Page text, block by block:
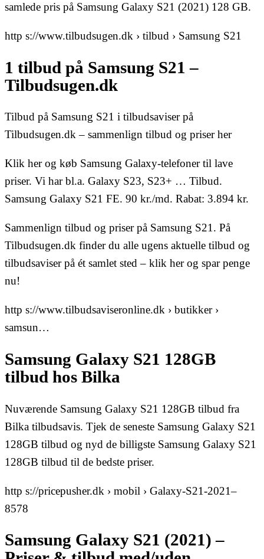
samlede pris på Samsung Galaxy S21 (2021) 128 GB.
http s://www.tilbudsugen.dk › tilbud › Samsung S21
1 tilbud på Samsung S21 –
Tilbudsugen.dk
Tilbud på Samsung S21 i tilbudsaviser på
Tilbudsugen.dk – sammenlign tilbud og priser her
Klik her og køb Samsung Galaxy-telefoner til lave
priser. Vi har bl.a. Galaxy S23, S23+ … Tilbud.
Samsung Galaxy S21 FE. 90 kr./md. Rabat: 3.894 kr.
Sammenlign tilbud og priser på Samsung S21. På
Tilbudsugen.dk finder du alle ugens aktuelle tilbud og
tilbudsaviser på ét samlet sted – klik her og spar penge
nu!
http s://www.tilbudsaviseronline.dk › butikker ›
samsun…
Samsung Galaxy S21 128GB
tilbud hos Bilka
Nuværende Samsung Galaxy S21 128GB tilbud fra
Bilka tilbudsavis. Tjek de seneste Samsung Galaxy S21
128GB tilbud og nyd de billigste Samsung Galaxy S21
128GB tilbud til de bedste priser.
http s://pricepusher.dk › mobil › Galaxy-S21-2021–
8578
Samsung Galaxy S21 (2021) –